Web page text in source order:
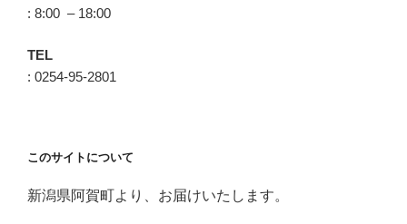
: 8:00 – 18:00
TEL
: 0254-95-2801
このサイトについて
新潟県阿賀町より、お届けいたします。